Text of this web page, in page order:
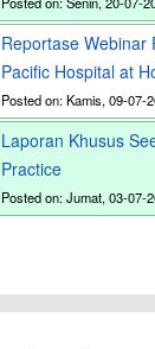
Reportase Webinar
Pacific Hospital at
Posted on: Kamis, 09-07-
Laporan Khusus
Practice
Posted on: Jumat, 03-07-